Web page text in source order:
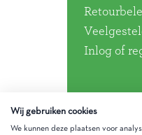
Inlog of
Wij gebruiken cookies
We kunnen deze plaatsen voor